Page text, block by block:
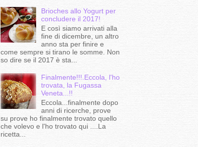
Brioches allo Yogurt per
concludere il 2017!
E così siamo arrivati alla
fine di dicembre, un altro
anno sta per finire e
come sempre si tirano le somme. Non
so dire se il 2017 è sta...
Finalmente!!!.Eccola, l'ho
trovata, la Fugassa
Veneta...!!
Eccola...finalmente dopo
anni di ricerche, prove
su prove ho finalmente trovato quello
che volevo e l'ho trovato qui ....La
ricetta...